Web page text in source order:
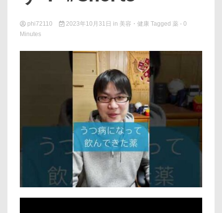
phi72110 2023年10月31日 in 美容・健康 Tagged 薬 - 0
Minutes